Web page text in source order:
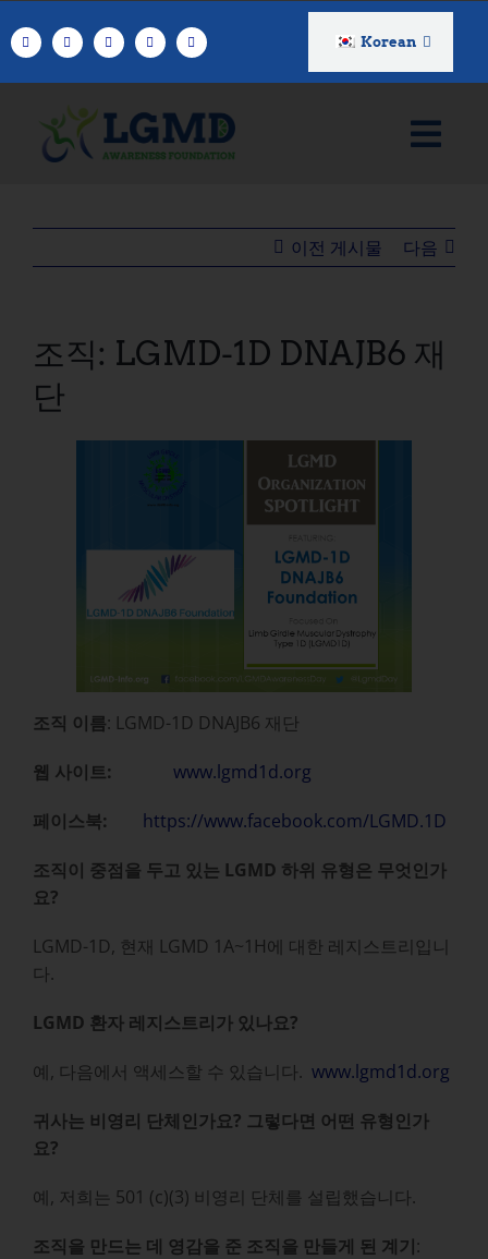
텐
Korean
이전 게시물 다음
조직: LGMD-1D DNAJB6 재
단
조직 이름: LGMD-1D DNAJB6 재단
웹 사이트: www.lgmd1d.org
페이스북: https://www.facebook.com/LGMD.1D
조직이 중점을 두고 있는 LGMD 하위 유형은 무엇인가
요?
LGMD-1D, 현재 LGMD 1A~1H에 대한 레지스트리입니
다.
LGMD 환자 레지스트리가 있나요?
예, 다음에서 액세스할 수 있습니다. www.lgmd1d.org
귀사는 비영리 단체인가요? 그렇다면 어떤 유형인가
요?
예, 저희는 501 (c)(3) 비영리 단체를 설립했습니다.
조직을 만드는 데 영감을 준 조직을 만들게 된 계기: